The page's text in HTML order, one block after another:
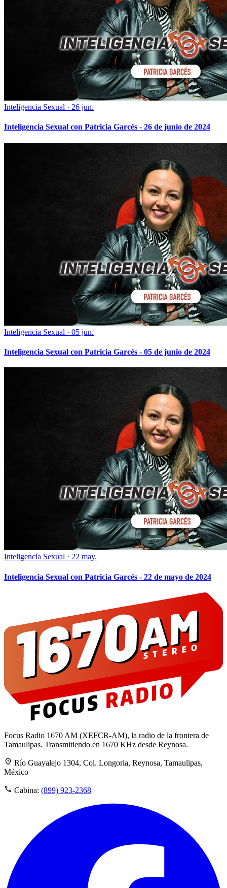
Inteligencia Sexual · 26 jun.
Inteligencia Sexual con Patricia Garcés - 26 de junio de 2024
Inteligencia Sexual · 05 jun.
Inteligencia Sexual con Patricia Garcés - 05 de junio de 2024
Inteligencia Sexual · 22 may.
Inteligencia Sexual con Patricia Garcés - 22 de mayo de 2024
Focus Radio 1670 AM (XEFCR-AM), la radio de la frontera de
Tamaulipas. Transmitiendo en 1670 KHz desde Reynosa.
Río Guayalejo 1304, Col. Longoria, Reynosa, Tamaulipas,
México
Cabina: (899) 923-2368